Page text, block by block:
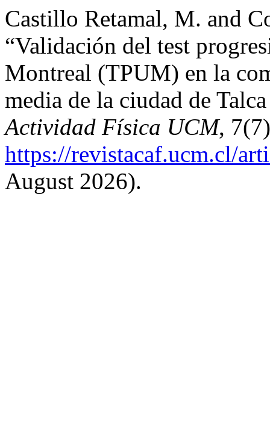
Castillo Retamal, M. and
“Validación del test
Montreal (TPUM) en la
media de la ciudad de
Actividad Física UCM,
https://revistacaf.ucm.cl/
August 2026).